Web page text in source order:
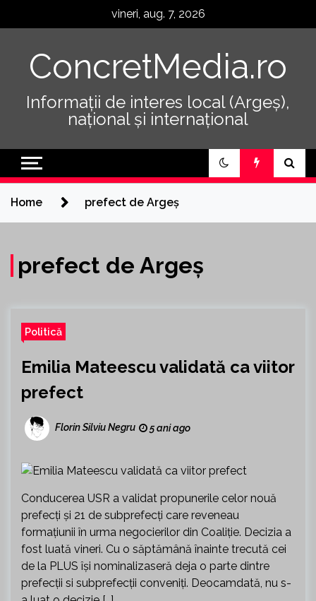
vineri, aug. 7, 2026
ConcretMedia.ro
Informații de interes local (Argeș),
național și internațional
Home prefect de Argeș
prefect de Argeș
Politică
Emilia Mateescu validată ca viitor
prefect
Florin Silviu Negru 5 ani ago
Conducerea USR a validat propunerile celor nouă
prefecți și 21 de subprefecți care reveneau
formațiunii în urma negocierilor din Coaliție. Decizia a
fost luată vineri. Cu o săptămână înainte trecută cei
de la PLUS își nominalizaseră deja o parte dintre
prefecții si subprefecții conveniți. Deocamdată, nu s-